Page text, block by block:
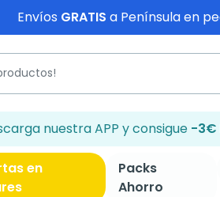
Envíos GRATIS a Península en
nuestra APP y consigue -3€
en
Packs
Ahorro